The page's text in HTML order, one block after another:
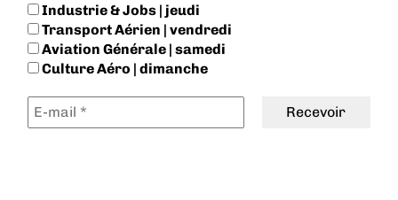
Industrie & Jobs | jeudi
Transport Aérien | vendredi
Aviation Générale | samedi
Culture Aéro | dimanche